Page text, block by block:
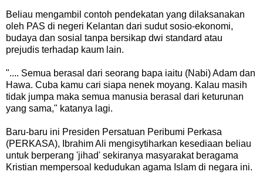
Beliau mengambil contoh pendekatan yang dilaksanakan
oleh PAS di negeri Kelantan dari sudut sosio-ekonomi,
budaya dan sosial tanpa bersikap dwi standard atau
prejudis terhadap kaum lain.
".... Semua berasal dari seorang bapa iaitu (Nabi) Adam dan
Hawa. Cuba kamu cari siapa nenek moyang. Kalau masih
tidak jumpa maka semua manusia berasal dari keturunan
yang sama," katanya lagi.
Baru-baru ini Presiden Persatuan Peribumi Perkasa
(PERKASA), Ibrahim Ali mengisytiharkan kesediaan beliau
untuk berperang 'jihad' sekiranya masyarakat beragama
Kristian mempersoal kedudukan agama Islam di negara ini.